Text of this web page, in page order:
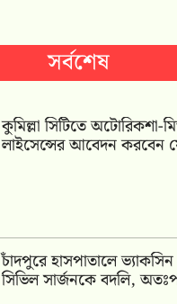
সর্বশেষ
কুমিল্লা সিটিতে অটোরিকশা-
লাইসেন্সের আবেদন করবেন
চাঁদপুরে হাসপাতালে
সিভিল সার্জনকে বদলি,